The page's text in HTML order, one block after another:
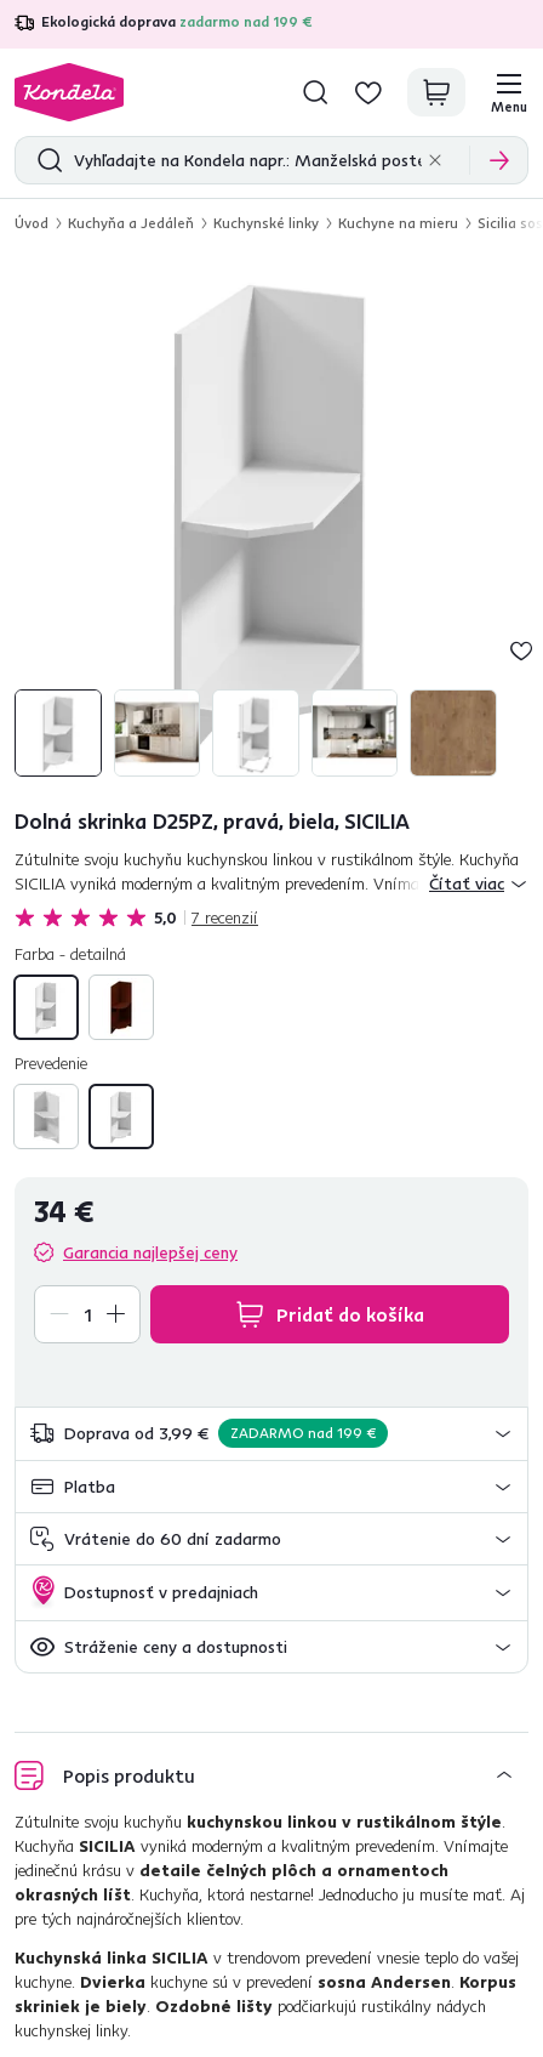
Ekologická doprava zadarmo nad 199 €
4,7 31 157overených produktových recenzií
Menu
Úvod Kuchyňa a Jedáleň Kuchynské linky Kuchyne na mieru Sicilia
Dolná skrinka D25PZ, pravá, biela, SICILIA
5,0 7 recenzií
Zútulnite svoju kuchyňu kuchynskou linkou v rustikálnom štýle. Kuchyňa
SICILIA vyniká moderným a kvalitným prevedením. Vnímajte jedinečnú
krásu v detaile čelných plôch a ornamentoch okrasných líšt. Ku...
Čítať viac
Farba - detailná
Prevedenie
34 €
Garancia najlepšej ceny
Pridať do košíka
Doprava od 3,99 € ZADARMO nad 199 €
Platba
Vrátenie do 60 dní zadarmo
Dostupnosť v predajniach
Stráženie ceny a dostupnosti
Popis produktu
Zútulnite svoju kuchyňu kuchynskou linkou v rustikálnom štýle.
Kuchyňa SICILIA vyniká moderným a kvalitným prevedením. Vnímajte
jedinečnú krásu v detaile čelných plôch a ornamentoch
okrasných líšt. Kuchyňa, ktorá nestarne! Jednoducho ju musíte mať. Aj
pre tých najnáročnejších klientov.
Kuchynská linka SICILIA v trendovom prevedení vnesie teplo do vašej
kuchyne. Dvierka kuchyne sú v prevedení sosna Andersen. Korpus
skriniek je biely. Ozdobné lišty podčiarkujú rustikálny nádych
kuchynskej linky.